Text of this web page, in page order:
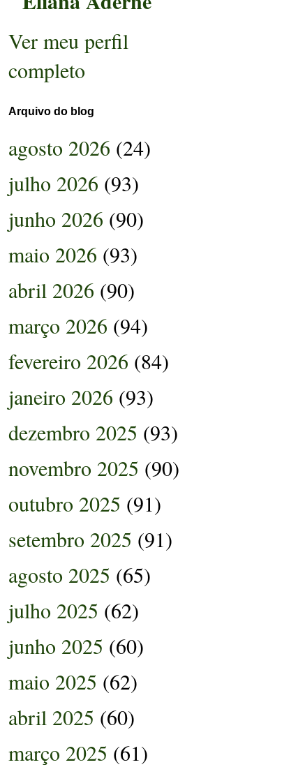
Ver meu perfil
completo
Arquivo do blog
agosto 2026 (24)
julho 2026 (93)
junho 2026 (90)
maio 2026 (93)
abril 2026 (90)
março 2026 (94)
fevereiro 2026 (84)
janeiro 2026 (93)
dezembro 2025 (93)
novembro 2025 (90)
outubro 2025 (91)
setembro 2025 (91)
agosto 2025 (65)
julho 2025 (62)
junho 2025 (60)
maio 2025 (62)
abril 2025 (60)
março 2025 (61)